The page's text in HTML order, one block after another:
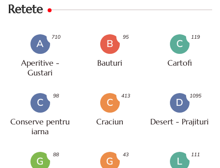
Retete
A
Aperitive -
Gustari
710
B
Bauturi
95
C
Cartofi
119
C
Conserve pentru
iarna
98
C
Craciun
413
D
Desert - Prajituri
1095
G
88
G
43
L
111